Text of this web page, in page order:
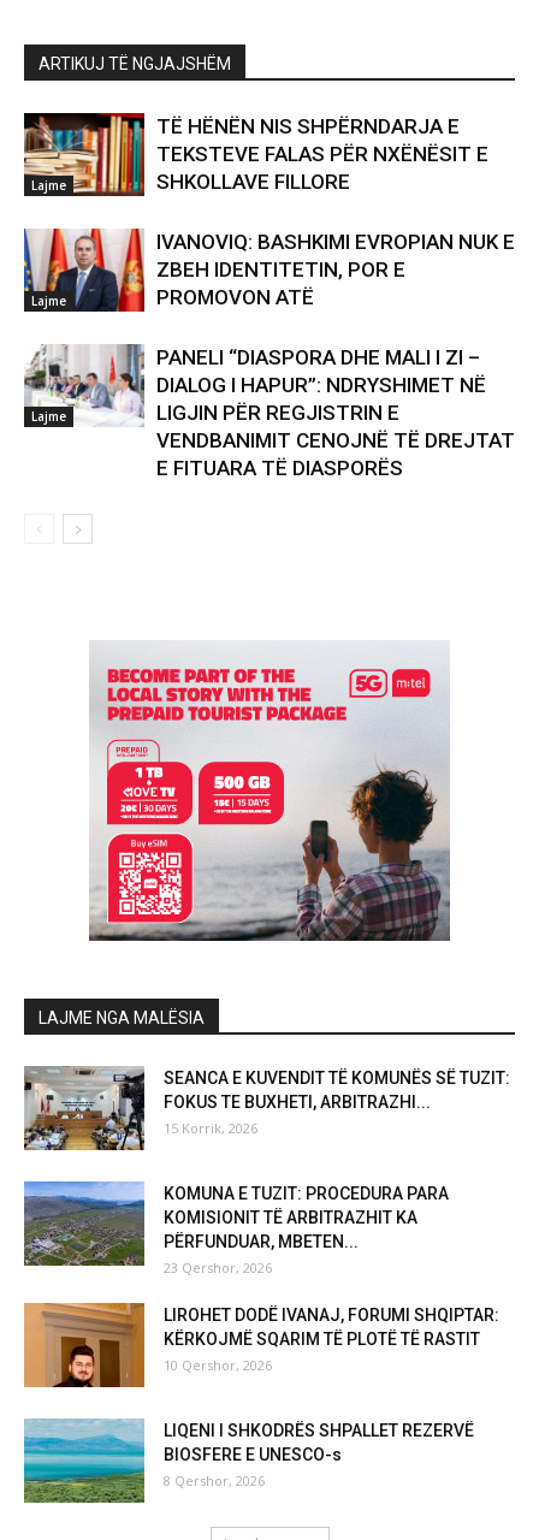
ARTIKUJ TË NGJAJSHËM
Lajme
TË HËNËN NIS SHPËRNDARJA E
TEKSTEVE FALAS PËR NXËNËSIT E
SHKOLLAVE FILLORE
Lajme
IVANOVIQ: BASHKIMI EVROPIAN NUK E
ZBEH IDENTITETIN, POR E
PROMOVON ATË
Lajme
PANELI “DIASPORA DHE MALI I ZI –
DIALOG I HAPUR”: NDRYSHIMET NË
LIGJIN PËR REGJISTRIN E
VENDBANIMIT CENOJNË TË DREJTAT
E FITUARA TË DIASPORËS
LAJME NGA MALËSIA
SEANCA E KUVENDIT TË KOMUNËS SË TUZIT:
FOKUS TE BUXHETI, ARBITRAZHI...
15 Korrik, 2026
KOMUNA E TUZIT: PROCEDURA PARA
KOMISIONIT TË ARBITRAZHIT KA
PËRFUNDUAR, MBETEN...
23 Qershor, 2026
LIROHET DODË IVANAJ, FORUMI SHQIPTAR:
KËRKOJMË SQARIM TË PLOTË TË RASTIT
10 Qershor, 2026
LIQENI I SHKODRËS SHPALLET REZERVË
BIOSFERE E UNESCO-s
8 Qershor, 2026